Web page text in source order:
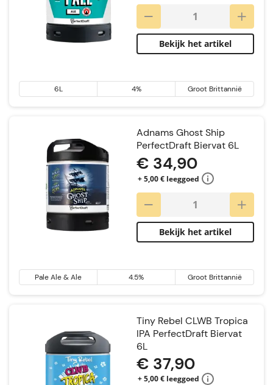
Bekijk het artikel
6L 4% Groot Brittannië
Adnams Ghost Ship
PerfectDraft Biervat 6L
€ 34,90
+ 5,00 € leeggoed
Bekijk het artikel
Pale Ale & Ale 4.5% Groot Brittannië
Tiny Rebel CLWB Tropica
IPA PerfectDraft Biervat
6L
€ 37,90
+ 5,00 € leeggoed